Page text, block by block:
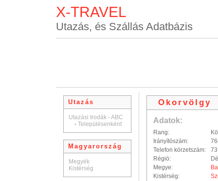
X-TRAVEL
Utazás, és Szállás Adatbázis
Utazás
Utazási Irodák - ABC
- Településenként
Magyarország
Megyék
Kistérség
Okorvölgy
Adatok:
Rang:
Irányítószám:
Telefon körzetszám:
73
Régió:
Megye:
Kistérség: